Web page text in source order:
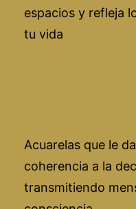
espacios y refleja
tu vida
Acuarelas que le
coherencia a la
transmitiendo